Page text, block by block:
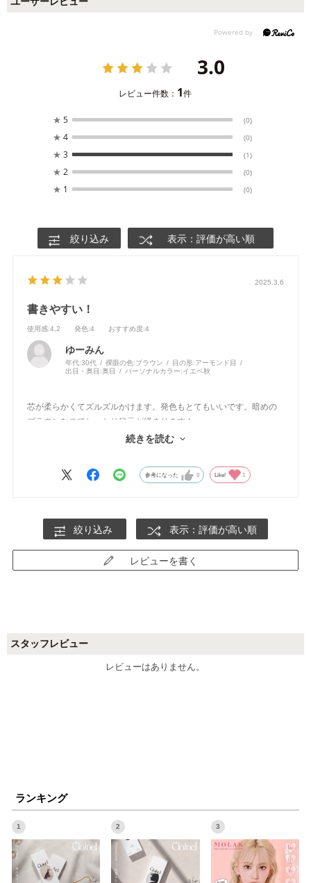
3.0
レビュー件数： 1件
★ 5 (0)
★ 4 (0)
★ 3 (1)
★ 2 (0)
★ 1 (0)
絞り込み 表示：評価が高い順
2025.3.6
書きやすい！
使用感:4,2 発色:4 おすすめ度:4
ゆーみん
年代:30代 裸眼の色:ブラウン 目の形:アーモンド目
出目・奥目:奥目 パーソナルカラー:イエベ秋
芯が柔らかくてズルズルかけます。発色もとてもいいです。暗めの
ブラウンなのでしっかり目元が締まります！
落ちにくさは特別感じませんでしたが
続きを読む
参考になった 0 Like! 1
絞り込み 表示：評価が高い順
レビューを書く
スタッフレビュー
レビューはありません。
ランキング
1 2 3